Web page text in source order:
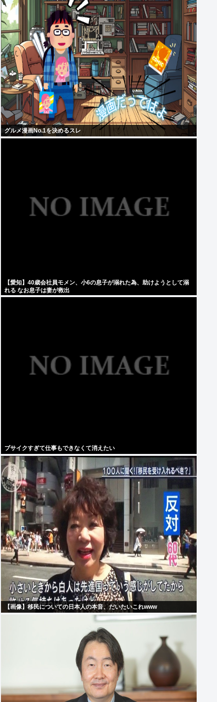
グルメ漫画No.1を決めるスレ
【愛知】40歳会社員モメン、小6の息子が溺れた為、助けようとして溺
れる なお息子は妻が救出
ブサイクすぎて仕事もできなくて消えたい
【画像】移民についての日本人の本音、だいたいこれwww